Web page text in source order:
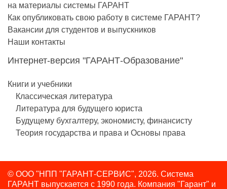
на материалы системы ГАРАНТ
Как опубликовать свою работу в системе ГАРАНТ?
Вакансии для студентов и выпускников
Наши контакты
Интернет-версия "ГАРАНТ-Образование"
Книги и учебники
Классическая литература
Литература для будущего юриста
Будущему бухгалтеру, экономисту, финансисту
Теория государства и права и Основы права
© ООО "НПП "ГАРАНТ-СЕРВИС", 2026. Система
ГАРАНТ выпускается с 1990 года. Компания "Гарант" и